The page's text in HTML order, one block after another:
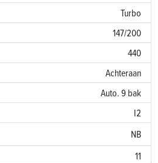
Turbo
147/200
440
Achteraan
Auto. 9 bak
I2
NB
11